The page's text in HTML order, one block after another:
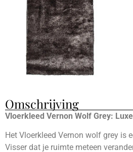
Omschrijving
Vloerkleed Vernon Wolf Grey:
Het Vloerkleed Vernon wolf grey is
Visser dat je ruimte meteen